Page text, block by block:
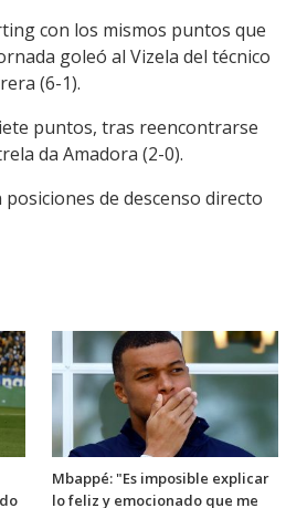
con los mismos puntos que
goleó al Vizela del técnico
(6-1).
puntos, tras reencontrarse
da Amadora (2-0).
de descenso directo
Mbappé: "Es imposible explicar
lo feliz y emocionado que me